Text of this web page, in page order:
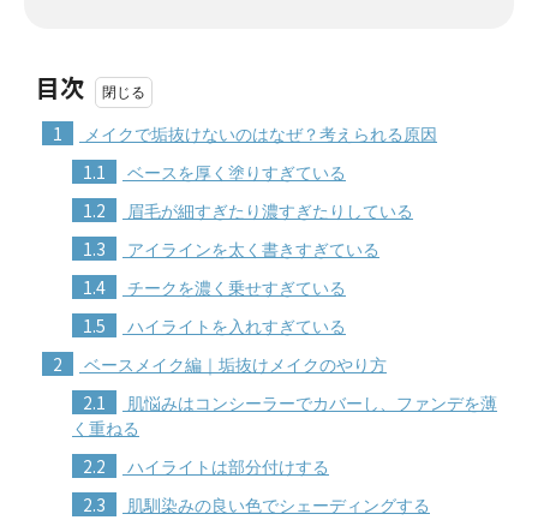
目次
1 メイクで垢抜けないのはなぜ？考えられる原因
1.1 ベースを厚く塗りすぎている
1.2 眉毛が細すぎたり濃すぎたりしている
1.3 アイラインを太く書きすぎている
1.4 チークを濃く乗せすぎている
1.5 ハイライトを入れすぎている
2 ベースメイク編｜垢抜けメイクのやり方
2.1
肌悩みはコンシーラーでカバーし、ファンデを薄
く重ねる
2.2 ハイライトは部分付けする
2.3 肌馴染みの良い色でシェーディングする